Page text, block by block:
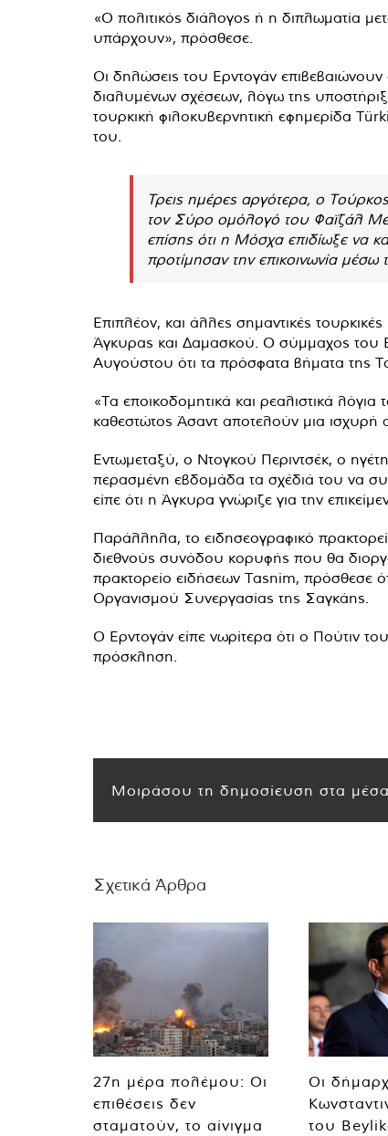
«Ο πολιτικός διάλογος ή η διπλωματία
υπάρχουν», πρόσθεσε.
Οι δηλώσεις του Ερντογάν
διαλυμένων σχέσεων, λόγω της
τουρκική φιλοκυβερνητική εφημερίδα
του.
Τρεις ημέρες αργότερα, ο
τον Σύρο ομόλογό του Φαϊζάλ
επίσης ότι η Μόσχα επιδίωξε να
προτίμησαν την επικοινωνία
Επιπλέον, και άλλες σημαντικές
Άγκυρας και Δαμασκού. Ο σύμμαχος του
Αυγούστου ότι τα πρόσφατα βήματα της
«Τα εποικοδομητικά και ρεαλιστικά
καθεστώτος Άσαντ αποτελούν μια
Εντωμεταξύ, ο Ντογκού Περιντσέκ, ο
περασμένη εβδομάδα τα σχέδιά του να
είπε ότι η Άγκυρα γνώριζε για την
Παράλληλα, το ειδησεογραφικό
διεθνούς συνόδου κορυφής που θα
πρακτορείο ειδήσεων Tasnim, πρόσθεσε
Οργανισμού Συνεργασίας της Σαγκάης.
Ο Ερντογάν είπε νωρίτερα ότι ο Πούτιν
πρόσκληση.
Μοιράσου τη δημοσίευση στα μέσα
Σχετικά Άρθρα
27η μέρα πολέμου: Οι
επιθέσεις δεν
σταματούν, το αίνιγμα
Οι
του